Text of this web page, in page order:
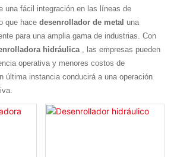
una fácil integración en las líneas de
que hace desenrollador de metal una
para una amplia gama de industrias. Con
hidráulica
, las empresas pueden
operativa y menores costos de
última instancia conducirá a una operación